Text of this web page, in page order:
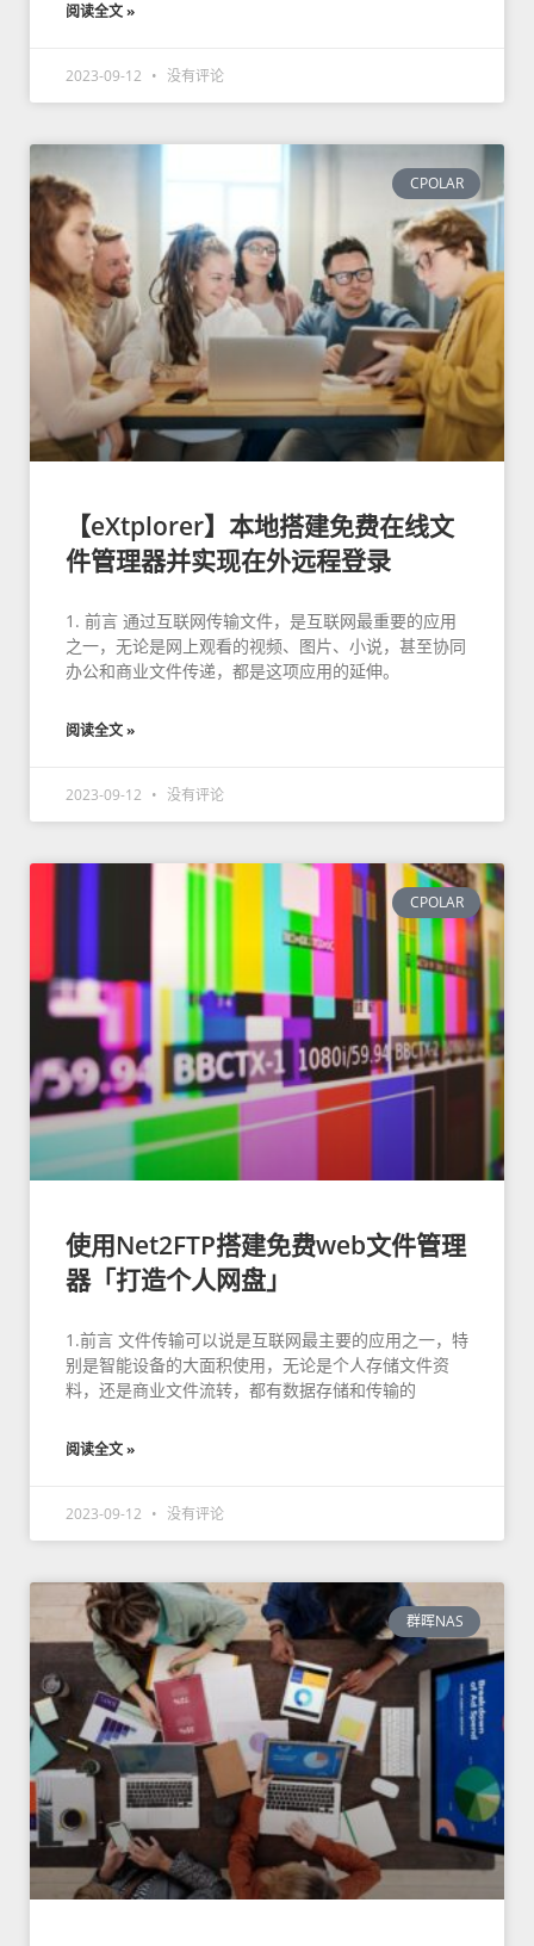
阅读全文 »
2023-09-12 没有评论
CPOLAR
【eXtplorer】本地搭建免费在线文
件管理器并实现在外远程登录
1. 前言 通过互联网传输文件，是互联网最重要的应用
之一，无论是网上观看的视频、图片、小说，甚至协同
办公和商业文件传递，都是这项应用的延伸。
阅读全文 »
2023-09-12 没有评论
CPOLAR
使用Net2FTP搭建免费web文件管理
器「打造个人网盘」
1.前言 文件传输可以说是互联网最主要的应用之一，特
别是智能设备的大面积使用，无论是个人存储文件资
料，还是商业文件流转，都有数据存储和传输的
阅读全文 »
2023-09-12 没有评论
群晖NAS